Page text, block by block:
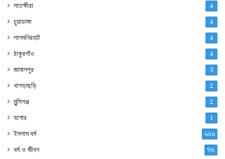
সাতক্ষীরা 4
চুয়াডাঙ্গা 4
লালমনিরহাট 4
ঠাকুরগাঁও 4
জামালপুর 3
খাগড়াছড়ি 2
মুন্সিগঞ্জ 2
যশোর 1
ইসলাম ধর্ম 656
ধর্ম ও জীবন 96